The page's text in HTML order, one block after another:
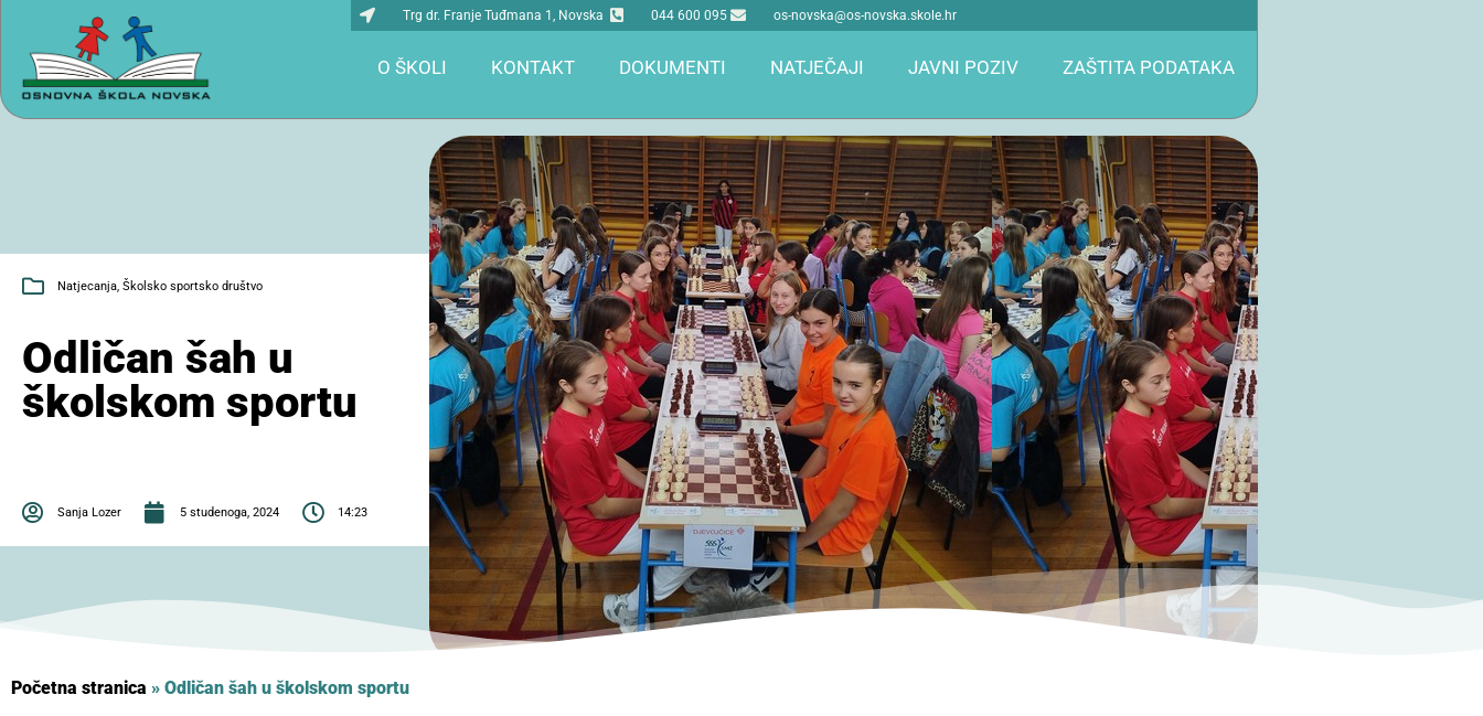
Trg dr. Franje Tuđmana 1, Novska 044 600 095 os-novska@os-novska.skole.hr
O ŠKOLI KONTAKT DOKUMENTI NATJEČAJI JAVNI POZIV ZAŠTITA PODATAKA
Natjecanja, Školsko sportsko društvo
Odličan šah u
školskom sportu
Sanja Lozer 5 studenoga, 2024 14:23
Početna stranica » Odličan šah u školskom sportu